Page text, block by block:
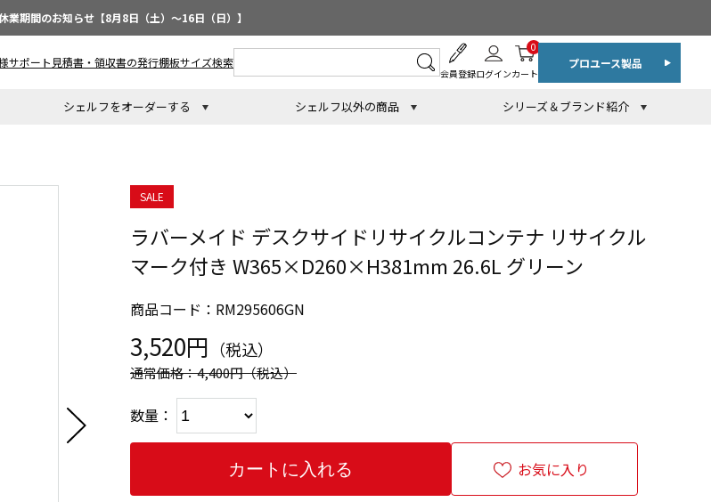
業期間のお知らせ【8月8日（土）～16日（日）】
サポート 見積書・領収書の発行棚板サイズ検索
会員登録ログインカート
0
プロユース製品
シェルフをオーダーする シェルフ以外の商品 シリーズ＆ブランド紹介
SALE
ラバーメイド デスクサイドリサイクルコンテナ リサイクル
マーク付き W365×D260×H381mm 26.6L グリーン
商品コード：RM295606GN
3,520円 （税込）
通常価格：4,400円（税込）
数量：
お気に入り